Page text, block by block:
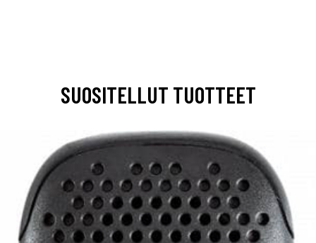
SUOSITELLUT TUOTTEET